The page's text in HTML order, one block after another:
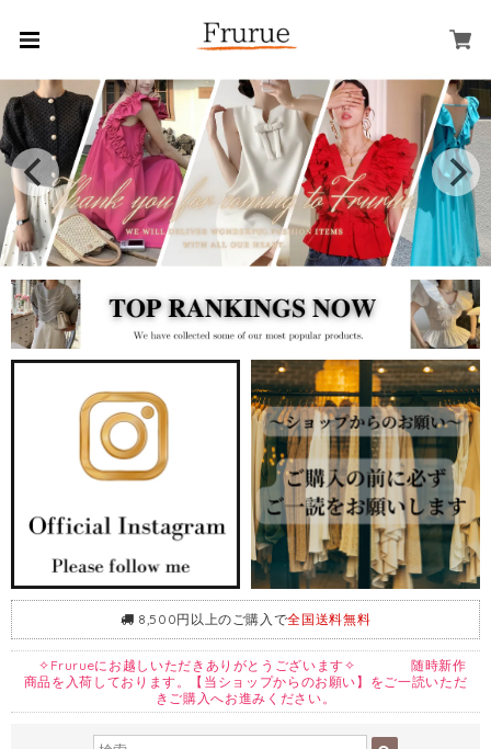
8,500円以上のご購入で全国送料無料
✧Frurueにお越しいただきありがとうございます✧ 随時新作
商品を入荷しております。【当ショップからのお願い】をご一読いただ
きご購入へお進みください。